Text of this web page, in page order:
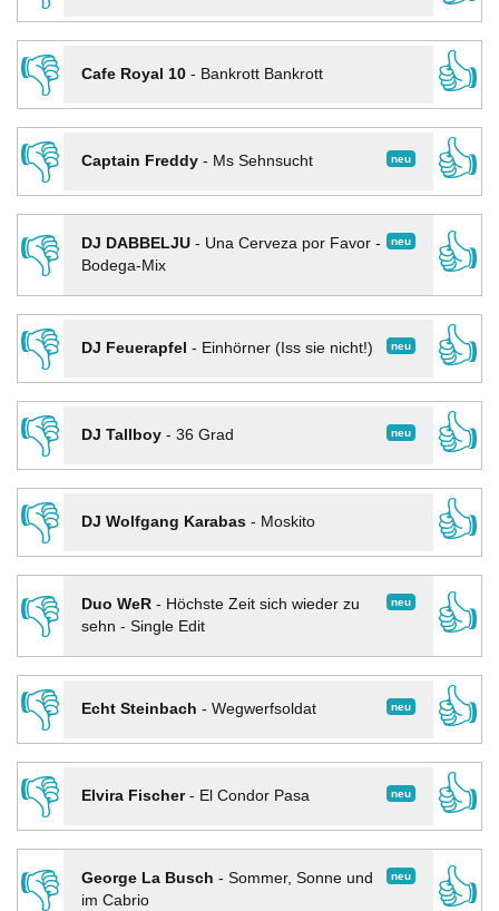
👎
Cafe Royal 10- Bankrott Bankrott
👍
👎
neu
Captain Freddy- Ms Sehnsucht
👍
👎
neu
DJ DABBELJU- Una Cerveza por Favor -
Bodega-Mix
👍
👎
neu
DJ Feuerapfel - Einhörner (Iss sie nicht!)
👍
👎
neu
DJ Tallboy- 36 Grad
👍
👎
DJ Wolfgang Karabas- Moskito
👍
👎
neu
Duo WeR- Höchste Zeit sich wieder zu
sehn - Single Edit
👍
👎
neu
Echt Steinbach - Wegwerfsoldat
👍
👎
neu
Elvira Fischer- El Condor Pasa
👍
👎
neu
George La Busch - Sommer, Sonne und
im Cabrio
👍